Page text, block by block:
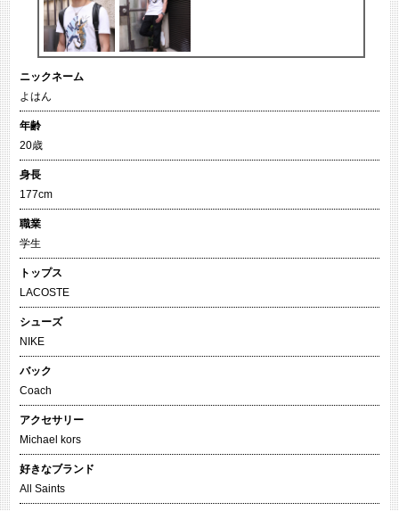
ニックネーム
よはん
年齢
20歳
身長
177cm
職業
学生
トップス
LACOSTE
シューズ
NIKE
バック
Coach
アクセサリー
Michael kors
好きなブランド
All Saints